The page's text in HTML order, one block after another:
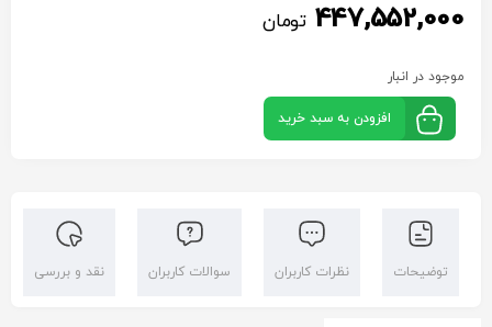
447,552,000 تومان
موجود در انبار
افزودن به سبد خرید
توضیحات نظرات کاربران سوالات کاربران نقد و بررسی